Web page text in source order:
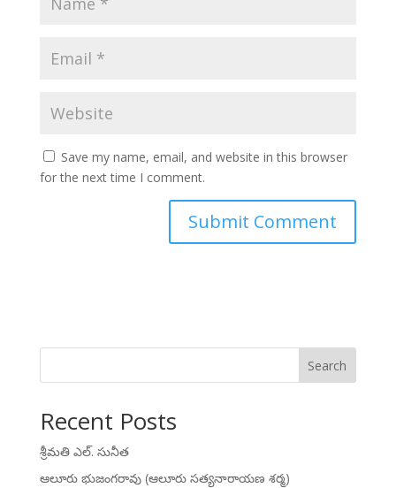
Save my name, email, and website in this browser
for the next time I comment.
Search
Recent Posts
శ్రీమతి ఎల్. సునీత
ఆలూరు భుజంగరావు (ఆలూరు సత్యనారాయణ శర్మ)